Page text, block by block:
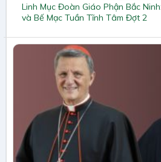
Linh Mục Đoàn Giáo Phận Bắc
và Bế Mạc Tuần Tĩnh Tâm Đợt 2